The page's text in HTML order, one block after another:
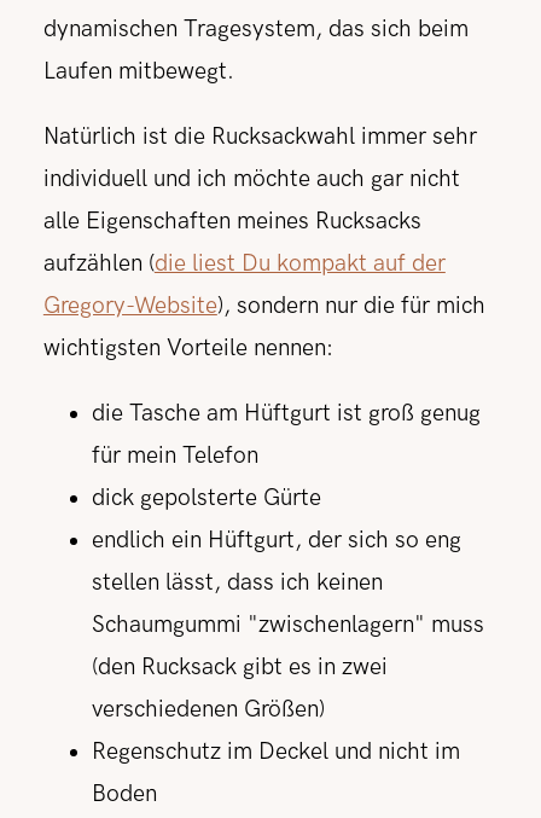
dynamischen Tragesystem, das sich beim
Laufen mitbewegt.
Natürlich ist die Rucksackwahl immer sehr
individuell und ich möchte auch gar nicht
alle Eigenschaften meines Rucksacks
aufzählen (die liest Du kompakt auf der
Gregory-Website), sondern nur die für mich
wichtigsten Vorteile nennen:
die Tasche am Hüftgurt ist groß genug
für mein Telefon
dick gepolsterte Gürte
endlich ein Hüftgurt, der sich so eng
stellen lässt, dass ich keinen
Schaumgummi "zwischenlagern" muss
(den Rucksack gibt es in zwei
verschiedenen Größen)
Regenschutz im Deckel und nicht im
Boden